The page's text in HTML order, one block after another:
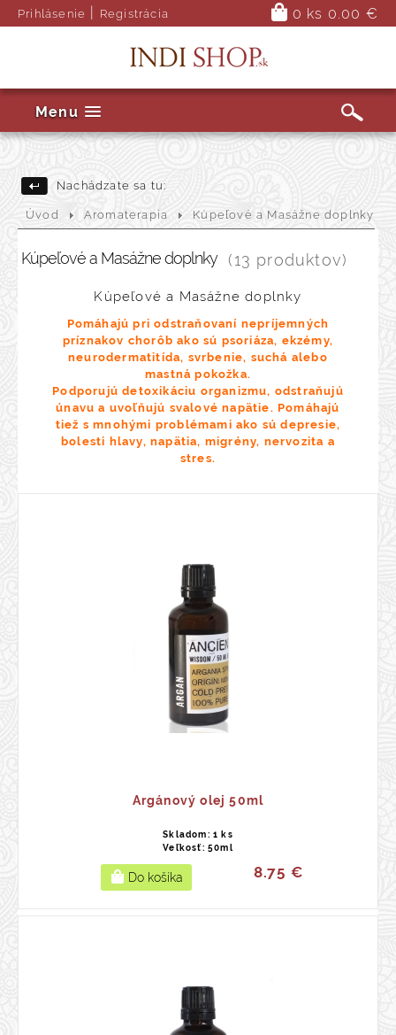
Prihlásenie Registrácia 0 ks 0.00 €
Menu
Nachádzate sa tu:
Úvod Aromaterapia Kúpeľové a Masážne doplnky
Kúpeľové a Masážne doplnky(13 produktov)
Kúpeľové a Masážne doplnky
Pomáhajú pri odstraňovaní nepríjemných
príznakov chorôb ako sú psoriáza, ekzémy,
neurodermatitída, svrbenie, suchá alebo
mastná pokožka.
Podporujú detoxikáciu organizmu, odstraňujú
únavu a uvoľňujú svalové napätie. Pomáhajú
tiež s mnohými problémami ako sú depresie,
bolesti hlavy, napätia, migrény, nervozita a
stres.
Argánový olej 50ml
Skladom: 1 ks
Veľkosť: 50ml
8.75 €